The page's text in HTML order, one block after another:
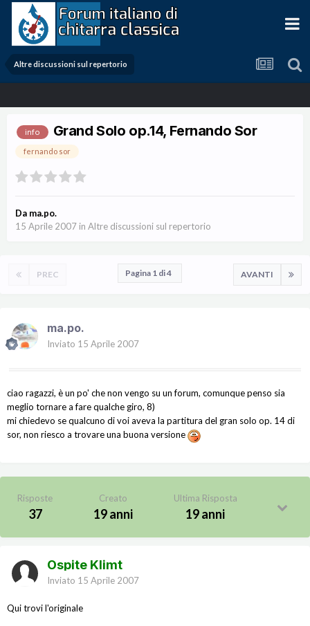
Altre discussioni sul repertorio
info Grand Solo op.14, Fernando Sor
fernando sor
Da ma.po.
15 Aprile 2007 in Altre discussioni sul repertorio
PREC AVANTI
Pagina 1 di 4
ma.po.
Inviato 15 Aprile 2007
ciao ragazzi, è un po' che non vengo su un forum, comunque penso sia
meglio tornare a fare qualche giro, 8)
mi chiedevo se qualcuno di voi aveva la partitura del gran solo op. 14 di
sor, non riesco a trovare una buona versione
Risposte
37
Creato
19 anni
Ultima Risposta
19 anni
Ospite Klimt
Inviato 15 Aprile 2007
Qui trovi l'originale